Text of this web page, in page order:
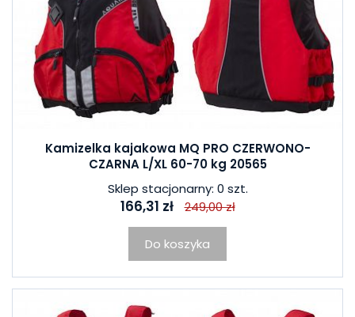
Kamizelka kajakowa MQ PRO CZERWONO-
CZARNA L/XL 60-70 kg 20565
Sklep stacjonarny: 0 szt.
166,31 zł 249,00 zł
Do koszyka